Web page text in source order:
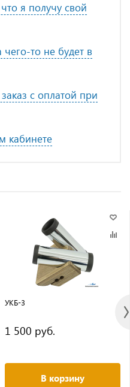
я получу свой
чего-то не будет в
с оплатой при
кабинете
УКБ-3
1 500 руб.
В корзину